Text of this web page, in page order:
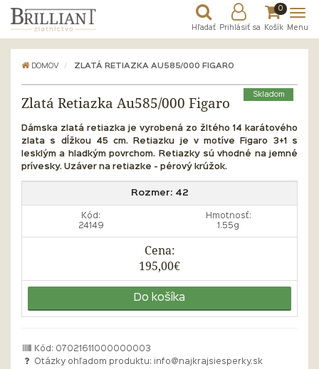
Hľadať Prihlásiť sa
0
Košík Menu
DOMOV ZLATÁ RETIAZKA AU585/000 FIGARO
Skladom
Zlatá Retiazka Au585/000 Figaro
Dámska zlatá retiazka je vyrobená zo žltého 14 karátového
zlata s dĺžkou 45 cm. Retiazku je v motíve Figaro 3+1 s
lesklým a hladkým povrchom. Retiazky sú vhodné na jemné
prívesky. Uzáver na retiazke - pérový krúžok.
Rozmer: 42
Kód:
24149
Hmotnosť:
1.55g
Cena:
195,00€
Do košíka
Kód: 07021611000000003
Otázky ohľadom produktu:
info@najkrajsiesperky.sk